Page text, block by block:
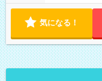
気になる！